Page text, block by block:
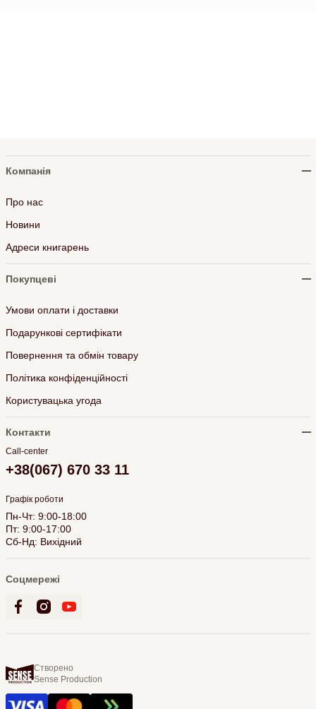
Компанія
Про нас
Новини
Адреси книгарень
Покупцеві
Умови оплати і доставки
Подарункові сертифікати
Повернення та обмін товару
Політика конфіденційності
Користувацька угода
Контакти
Call-center
+38(067) 670 33 11
Графік роботи
Пн-Чт: 9:00-18:00
Пт: 9:00-17:00
Сб-Нд: Вихідний
Соцмережі
Створено
Sense Production